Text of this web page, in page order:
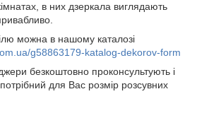
в них дзеркала виглядають
можна в нашому каталозі
g58863179-katalog-dekorov-form
безкоштовно проконсультують і
для Вас розмір розсувних